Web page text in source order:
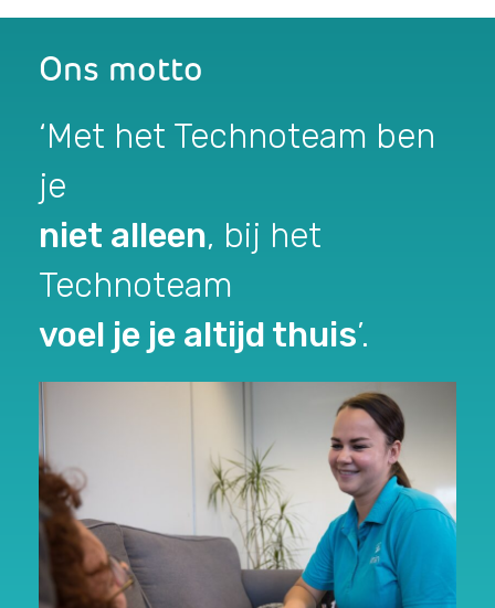
Ons motto
‘Met het Technoteam ben
je
niet alleen, bij het
Technoteam
voel je je altijd thuis’.